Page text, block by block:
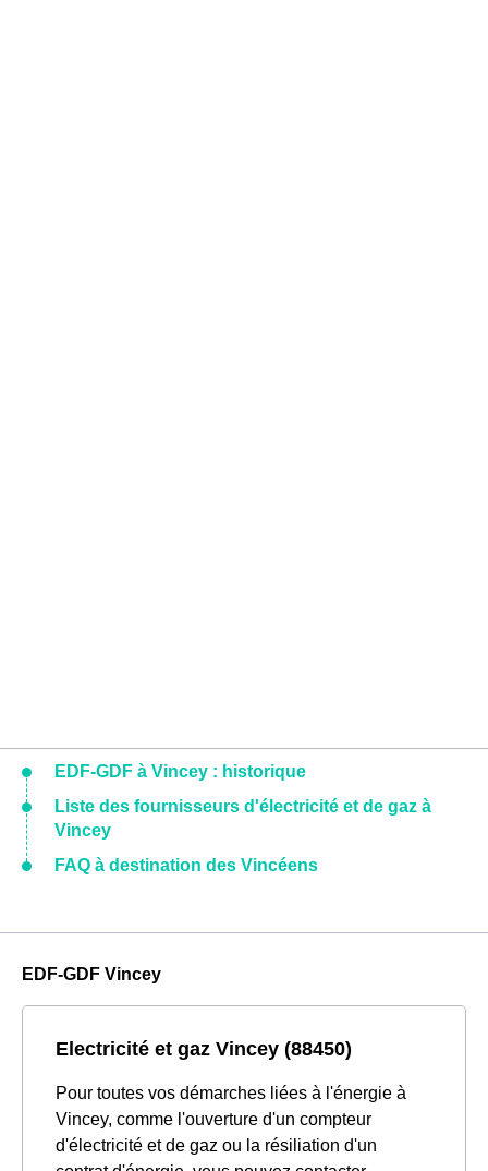
EDF-GDF à Vincey : historique
Liste des fournisseurs d'électricité et de gaz à
Vincey
FAQ à destination des Vincéens
EDF-GDF Vincey
Electricité et gaz Vincey (88450)
Pour toutes vos démarches liées à l'énergie à
Vincey, comme l'ouverture d'un compteur
d'électricité et de gaz ou la résiliation d'un